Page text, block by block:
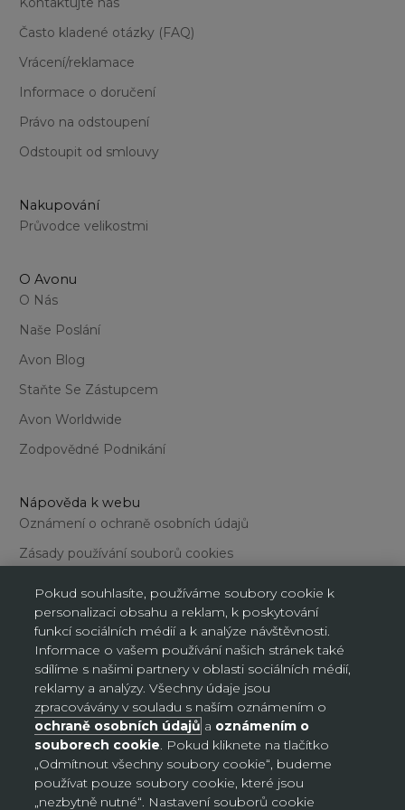
Často kladené otázky (FAQ)
Vrácení/reklamace
Informace o doručení
Právo na odstoupení
Odstoupit od smlouvy
Nakupování
Průvodce velikostmi
O Avonu
O Nás
Naše Poslání
Avon Blog
Staňte Se Zástupcem
Avon Worldwide
Zodpovědné Podnikání
Nápověda k webu
Oznámení o ochraně osobních údajů
Zásady používání souborů cookies
Podmínky používání webu
Nastavení souborů cookie
Česko (CZK Kč)
Pokud souhlasíte, používáme soubory cookie k
personalizaci obsahu a reklam, k poskytování
funkcí sociálních médií a k analýze návštěvnosti.
Informace o vašem používání našich stránek také
sdílíme s našimi partnery v oblasti sociálních médií,
reklamy a analýzy. Všechny údaje jsou
zpracovávány v souladu s naším oznámením o
ochraně osobních údajů a oznámením o
souborech cookie. Pokud kliknete na tlačítko
„Odmítnout všechny soubory cookie“, budeme
používat pouze soubory cookie, které jsou
„nezbytně nutné“. Nastavení souborů cookie